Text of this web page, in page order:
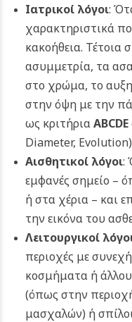
Ιατρικοί λόγοι:
χαρακτηριστικά
κακοήθεια. Τέτοια
ασυμμετρία, τα
στο χρώμα, το
στην όψη με την
ως κριτήριαABCDE
Diameter,
Αισθητικοί λόγοι:
εμφανές σημείο –
ή στα χέρια – και
την εικόνα του
Λειτουργικοί
περιοχές με
κοσμήματα ή
(όπως στην
μασχαλών) ή